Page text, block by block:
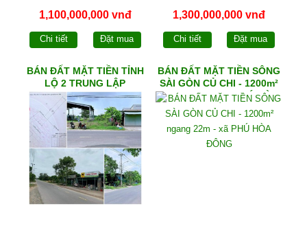
1,100,000,000 vnđ
Chi tiết Đặt mua
1,300,000,000 vnđ
Chi tiết Đặt mua
BÁN ĐẤT MẶT TIỀN TỈNH
LỘ 2 TRUNG LẬP
THƯỢNG - 6mx48m full
THỔ
BÁN ĐẤT MẶT TIỀN SÔNG
SÀI GÒN CỦ CHI - 1200m²
ngang 22m - xã PHÚ HÒA
ĐÔNG